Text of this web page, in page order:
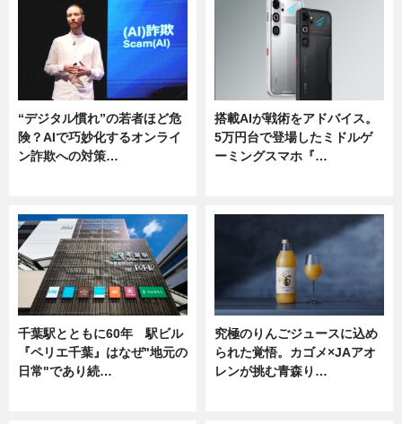
“デジタル慣れ”の若者ほど危
険？AIで巧妙化するオンライ
ン詐欺への対策…
搭載AIが戦術をアドバイス。
5万円台で登場したミドルゲ
ーミングスマホ『…
千葉駅とともに60年 駅ビル
『ペリエ千葉』はなぜ"地元の
日常"であり続…
究極のりんごジュースに込め
られた覚悟。カゴメ×JAアオ
レンが挑む青森り…